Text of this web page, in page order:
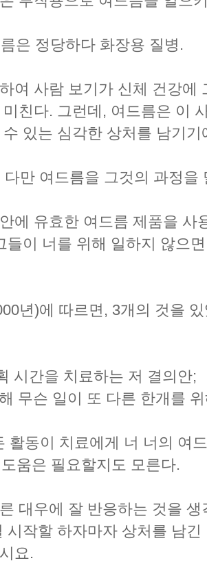
은 정당하다 화장용 질병.
여 사람 보기가 신체 건강에
친다. 그런데, 여드름은 이
있는 심각한 상처를 남기
다만 여드름을 그것의 과정을
에 유효한 여드름 제품을 사
들이 너를 위해 일하지 않으
년)에 따르면, 3개의 것을
시간을 치료하는 저 결의안;
무슨 일이 또 다른 한개를
활동이 치료에게 너 너의 여
움은 필요할지도 모른다.
대우에 잘 반응하는 것을
시작할 하자마자 상처를 남
요.